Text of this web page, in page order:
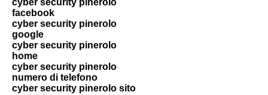
cyber security pinerolo
facebook
cyber security pinerolo
google
cyber security pinerolo
home
cyber security pinerolo
numero di telefono
cyber security pinerolo sito